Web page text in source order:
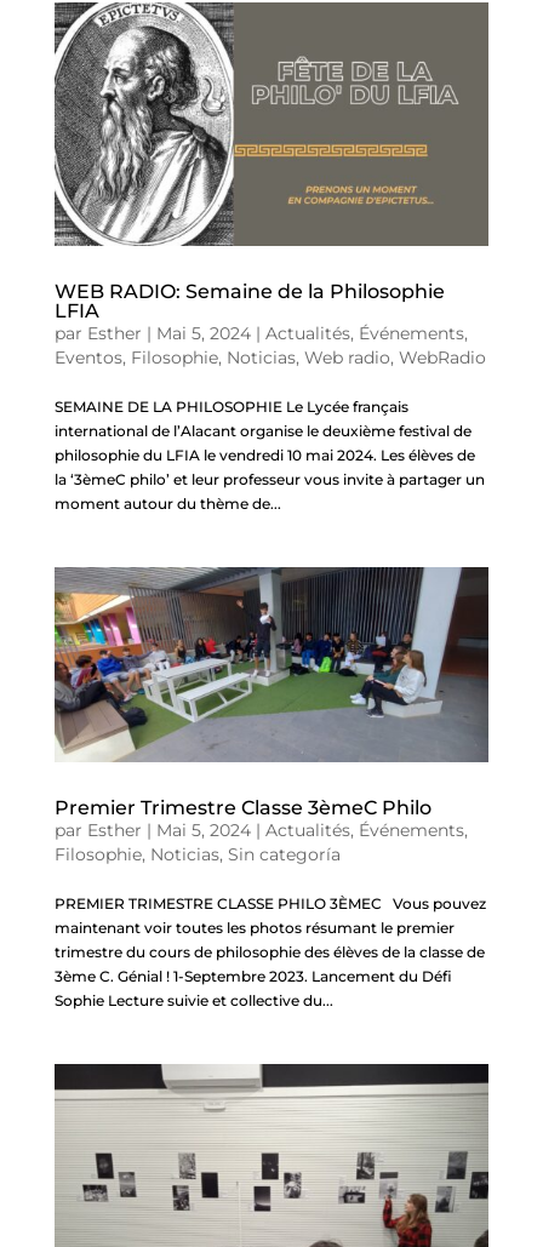
WEB RADIO: Semaine de la Philosophie
LFIA
par Esther | Mai 5, 2024| Actualités, Événements,
Eventos, Filosophie, Noticias, Web radio, WebRadio
SEMAINE DE LA PHILOSOPHIE Le Lycée français
international de l’Alacant organise le deuxième festival de
philosophie du LFIA le vendredi 10 mai 2024. Les élèves de
la ‘3èmeC philo’ et leur professeur vous invite à partager un
moment autour du thème de...
Premier Trimestre Classe 3èmeC Philo
par Esther | Mai 5, 2024| Actualités, Événements,
Filosophie, Noticias, Sin categoría
PREMIER TRIMESTRE CLASSE PHILO 3ÈMEC Vous pouvez
maintenant voir toutes les photos résumant le premier
trimestre du cours de philosophie des élèves de la classe de
3ème C. Génial ! 1-Septembre 2023. Lancement du Défi
Sophie Lecture suivie et collective du...